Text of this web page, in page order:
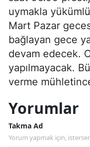
uymakla
Mart Pazar
bağlayan gece
devam edecek.
yapılmayacak.
verme
Yorumlar
Takma Ad
Yorum yapmak için,